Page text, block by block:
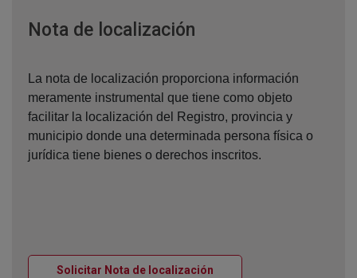
Nota de localización
La nota de localización proporciona información
meramente instrumental que tiene como objeto
facilitar la localización del Registro, provincia y
municipio donde una determinada persona física o
jurídica tiene bienes o derechos inscritos.
Solicitar Nota de localización